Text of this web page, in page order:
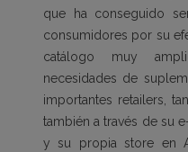
que ha conseguido
consumidores por su
catálogo muy
necesidades de
importantes retailers,
también a través de su
y su propia store en